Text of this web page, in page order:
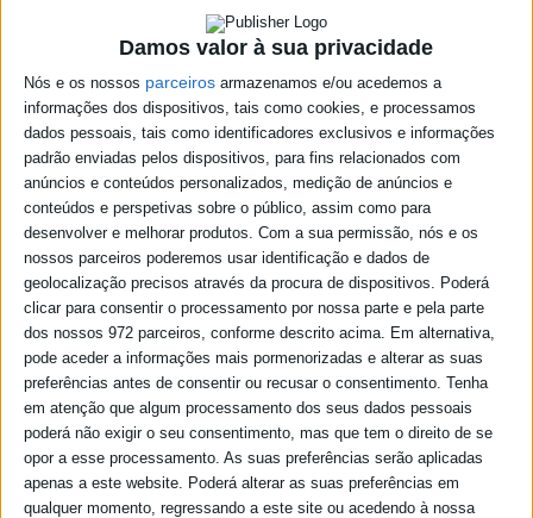
Damos valor à sua privacidade
Nós e os nossos parceiros armazenamos e/ou acedemos a
informações dos dispositivos, tais como cookies, e processamos
dados pessoais, tais como identificadores exclusivos e informações
padrão enviadas pelos dispositivos, para fins relacionados com
anúncios e conteúdos personalizados, medição de anúncios e
conteúdos e perspetivas sobre o público, assim como para
desenvolver e melhorar produtos. Com a sua permissão, nós e os
nossos parceiros poderemos usar identificação e dados de
geolocalização precisos através da procura de dispositivos. Poderá
clicar para consentir o processamento por nossa parte e pela parte
dos nossos 972 parceiros, conforme descrito acima. Em alternativa,
pode aceder a informações mais pormenorizadas e alterar as suas
preferências antes de consentir ou recusar o consentimento. Tenha
em atenção que algum processamento dos seus dados pessoais
poderá não exigir o seu consentimento, mas que tem o direito de se
opor a esse processamento. As suas preferências serão aplicadas
apenas a este website. Poderá alterar as suas preferências em
qualquer momento, regressando a este site ou acedendo à nossa